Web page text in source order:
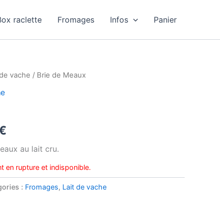
raclette Fromages Infos Panier
vache / Brie de Meaux
de
prix :
8,67€
au lait cru.
en rupture et indisponible.
: Fromages, Lait de vache